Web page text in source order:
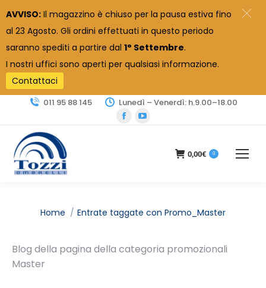
AVVISO: Il magazzino è chiuso per la pausa estiva fino
al 23 Agosto. Gli ordini effettuati in questo periodo
saranno spediti a partire dal 1° Settembre.
I nostri uffici sono aperti per qualsiasi informazione.
Contattaci
011 95 88 145 Lunedì – Venerdì: h.9.00–18.00
Facebook
YouTube
opens
0,00€ 0
Home Entrate taggate con Promo_Master
Blog della pagina della categoria promozionali
Master